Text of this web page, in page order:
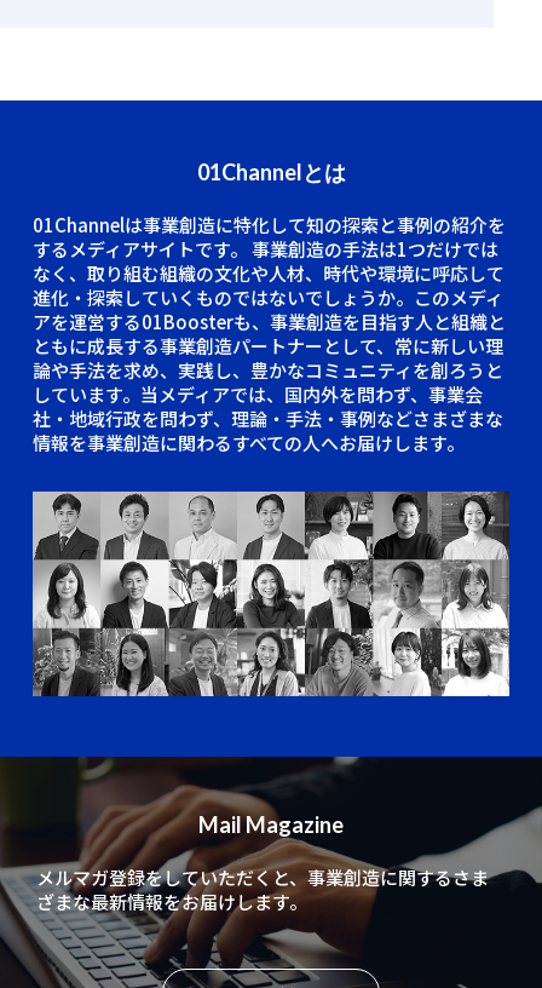
01Channelとは
01Channelは事業創造に特化して知の探索と事例の紹介を
するメディアサイトです。 事業創造の手法は1つだけでは
なく、取り組む組織の文化や人材、時代や環境に呼応して
進化・探索していくものではないでしょうか。このメディ
アを運営する01Boosterも、事業創造を目指す人と組織と
ともに成長する事業創造パートナーとして、常に新しい理
論や手法を求め、実践し、豊かなコミュニティを創ろうと
しています。当メディアでは、国内外を問わず、事業会
社・地域行政を問わず、理論・手法・事例などさまざまな
情報を事業創造に関わるすべての人へお届けします。
Mail Magazine
メルマガ登録をしていただくと、事業創造に関するさま
ざまな最新情報をお届けします。